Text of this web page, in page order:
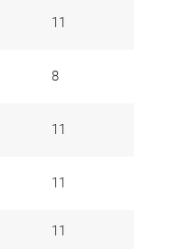
11
8
11
11
11